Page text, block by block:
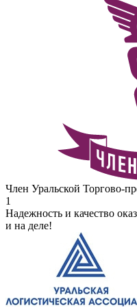
Член Уральской Торгово-
1
Надежность и качество
и на деле!